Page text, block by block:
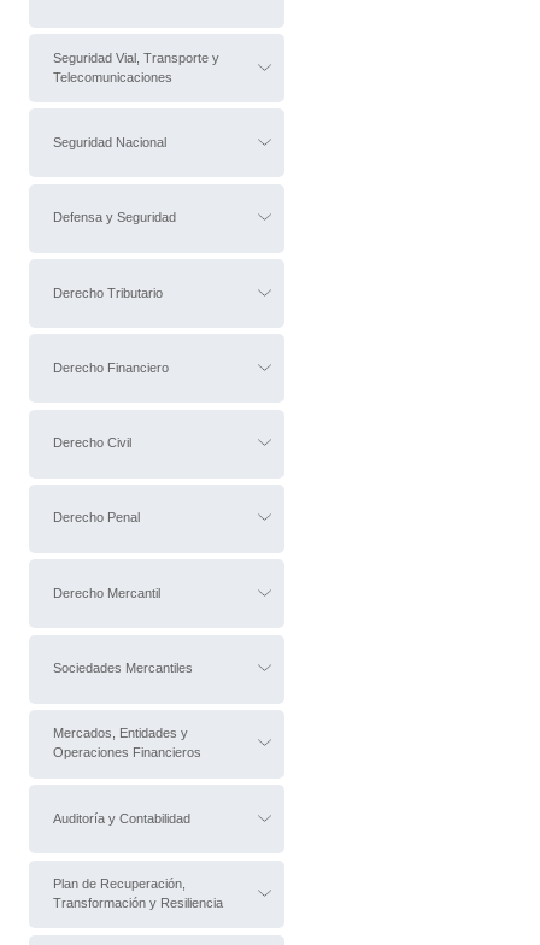
Seguridad Vial, Transporte y
Telecomunicaciones
Seguridad Nacional
Defensa y Seguridad
Derecho Tributario
Derecho Financiero
Derecho Civil
Derecho Penal
Derecho Mercantil
Sociedades Mercantiles
Mercados, Entidades y
Operaciones Financieros
Auditoría y Contabilidad
Plan de Recuperación,
Transformación y Resiliencia